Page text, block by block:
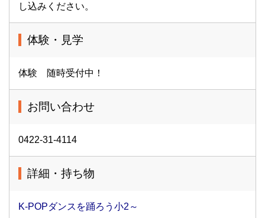
し込みください。
体験・見学
体験 随時受付中！
お問い合わせ
0422-31-4114
詳細・持ち物
K-POPダンスを踊ろう小2～